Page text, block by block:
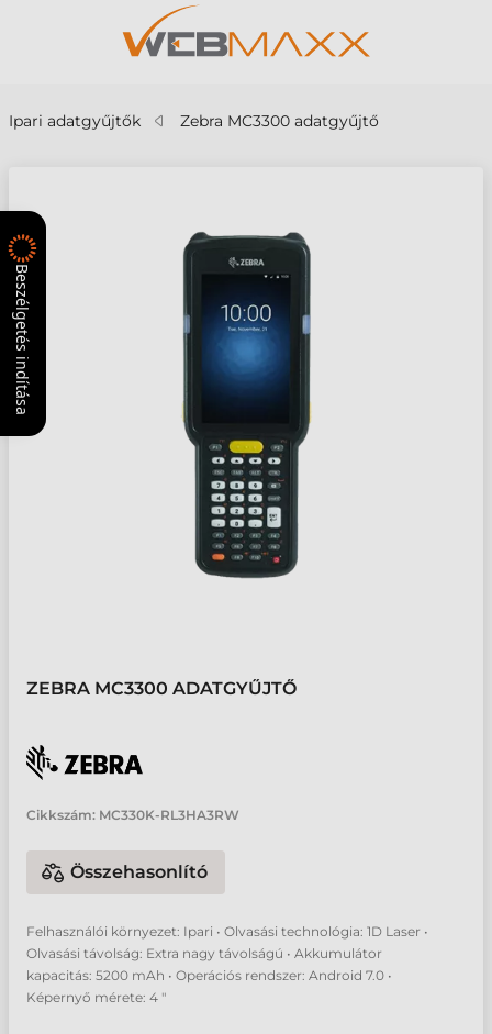
Ipari adatgyűjtők Zebra MC3300 adatgyűjtő
ZEBRA MC3300 ADATGYŰJTŐ
Cikkszám: MC330K-RL3HA3RW
Összehasonlító
Felhasználói környezet: Ipari • Olvasási technológia: 1D Laser •
Olvasási távolság: Extra nagy távolságú • Akkumulátor
kapacitás: 5200 mAh • Operációs rendszer: Android 7.0 •
Képernyő mérete: 4 "
Beszélgetés indítása